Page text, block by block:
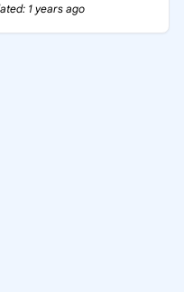
1 years ago